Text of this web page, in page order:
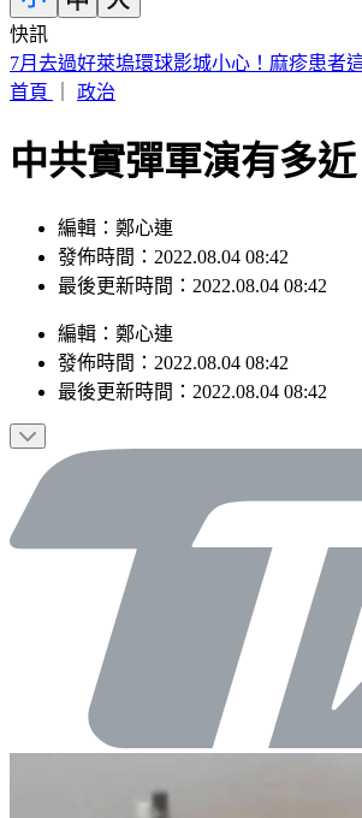
快訊
7月去過好萊塢環球影城小心！麻疹患
首頁
政治
中共實彈軍演有多
編輯：鄭心連
發佈時間：2022.08.04 08:42
最後更新時間：2022.08.04 08:42
編輯 ： 鄭心連
發佈時間： 2022.08.04 08:42
最後更新時間： 2022.08.04 08:42